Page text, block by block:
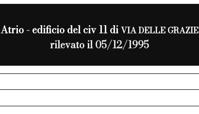
Atrio - edificio del civ 11 diVIA DELLE GRAZIE
rilevato il 05/12/1995